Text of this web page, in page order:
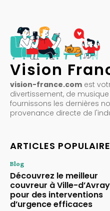
Vision
vision-france.com est
divertissement, de
fournissons les dernières
provenance directe de
ARTICLES
Blog
Découvrez le meilleur
couvreur à Ville-d’Avray
pour des interventions
d’urgence efficaces